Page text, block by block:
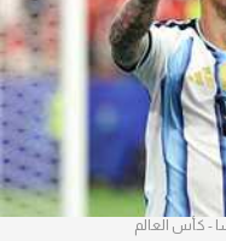
- كأس العالم